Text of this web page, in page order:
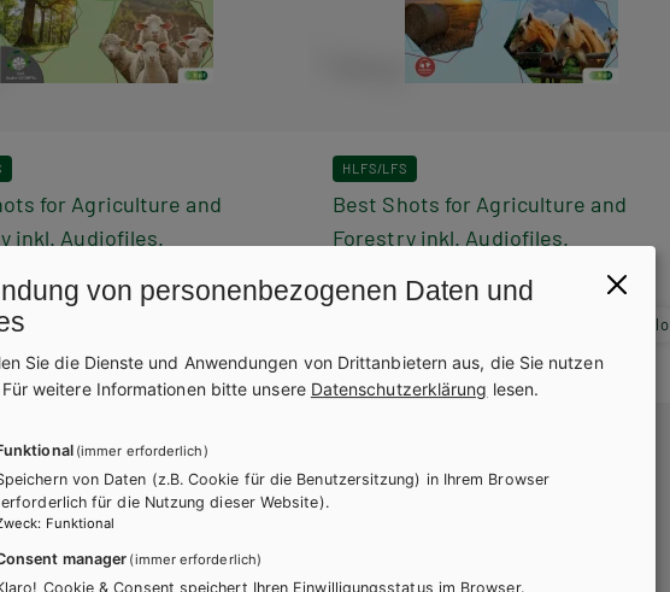
for Agriculture and
inkl. Audiofiles.
+ E-Book
Guide
HLFS/LFS
Best Shots for Agriculture and
Forestry inkl. Audiofiles.
Lehrbuch E-Book Solo
Teacher´s Guide
von personenbezogenen Daten und
Sie die Dienste und Anwendungen von Drittanbietern aus, die Sie nutzen
Für weitere Informationen bitte unsere Datenschutzerklärung lesen.
(immer erforderlich)
von Daten (z.B. Cookie für die Benutzersitzung) in Ihrem Browser
für die Nutzung dieser Website).
: Funktional
manager (immer erforderlich)
Cookie & Consent speichert Ihren Einwilligungsstatus im Browser.